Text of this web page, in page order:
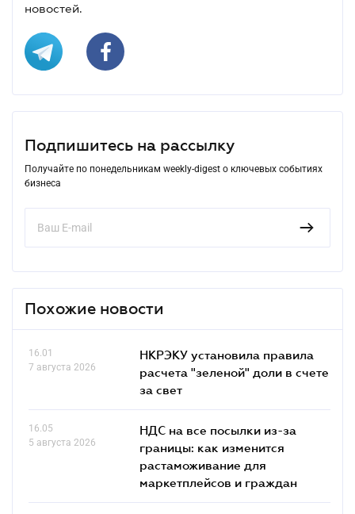
новостей.
Подпишитесь на рассылку
Получайте по понедельникам weekly-digest о ключевых событиях
бизнеса
Похожие новости
16.01
7 августа 2026
НКРЭКУ установила правила
расчета "зеленой" доли в счете
за свет
16.05
5 августа 2026
НДС на все посылки из-за
границы: как изменится
растаможивание для
маркетплейсов и граждан